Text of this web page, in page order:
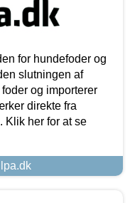
for hundefoder og
slutningen af
og importerer
direkte fra
Klik her for at se